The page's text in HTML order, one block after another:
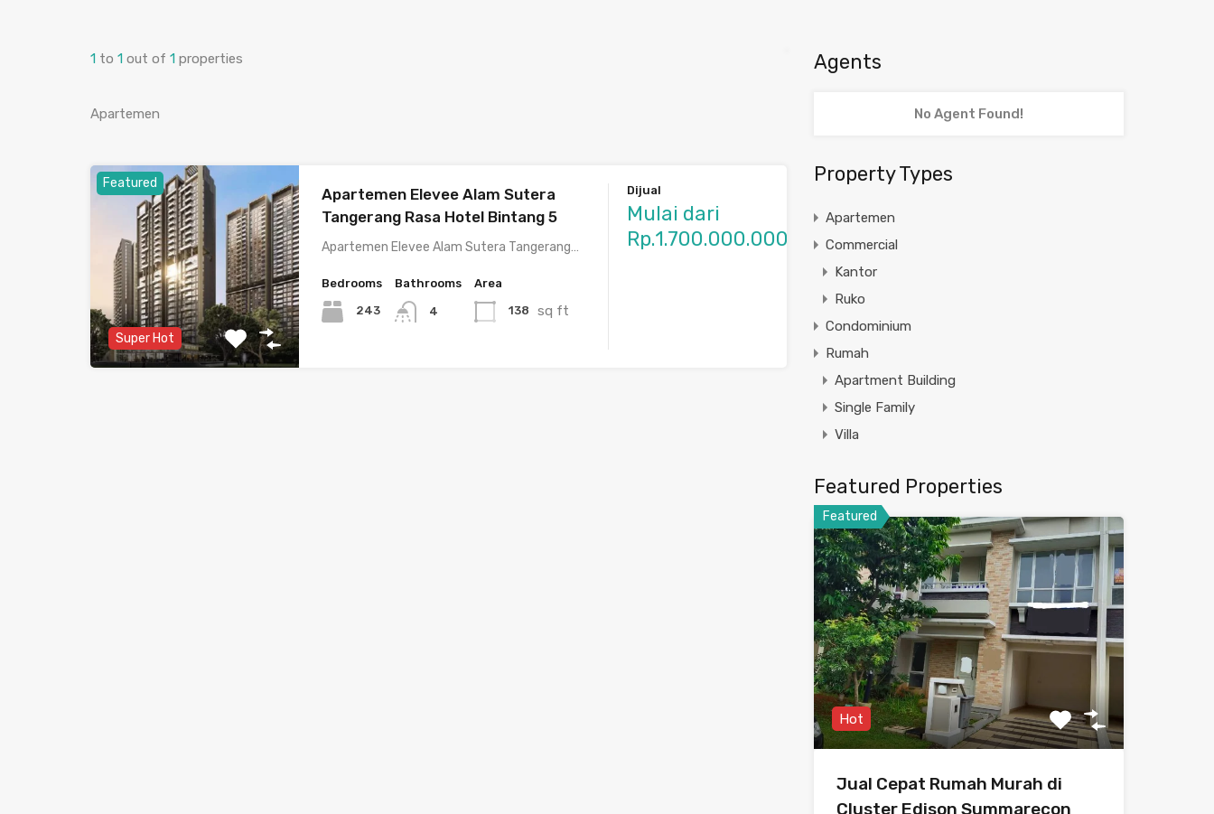
1 to 1 out of 1 properties
Apartemen
Featured
Super Hot
Apartemen Elevee Alam Sutera
Tangerang Rasa Hotel Bintang 5
Apartemen Elevee Alam Sutera Tangerang…
Bedrooms
243
Bathrooms
4
Area
138 sq ft
Dijual
Mulai dari
Rp.1.700.000.000
Agents
No Agent Found!
Property Types
Apartemen
Commercial
Kantor
Ruko
Condominium
Rumah
Apartment Building
Single Family
Villa
Featured Properties
Featured
Hot
Jual Cepat Rumah Murah di
Cluster Edison Summarecon